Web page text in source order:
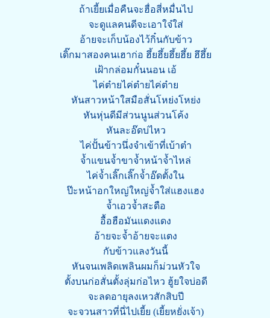
ถ้าเยี้ยเมื่อคืนจะฮื่อสี่หมื่นไป
จะดูแลคนดีจะเอาใจ๋ใส่
อ้ายจะเก็บน้องไว้กิ๋นกับข้าว
เดิ๊กมาสองคนเฮาก่อ ฮึ้ยฮึ้ยฮึ้ยฮึ้ย ฮึฮึ้ย
เฝ้ากล่อมกั๋นนอน เอ้
ไค่ต๋ายไค่ต๋ายไค่ต๋าย
หันสาวหน้าใสมือสั่นโหย่งโหย่ง
หันหุ่นดีมีส่วนนูนส่วนโค้ง
หันละอ๊ดบ่ไหว
ไค่ปั้นข้าวนึ่งจำเข้าที่เบ้าต๋า
จ้ำแขนจ้ำขาจ้ำหน้าจ้ำไหล่
ไค่จ้ำเลิ๊กเลิ๊กจ้ำอ๊ดตั้งใน
ป๊ะหน้าอกใหญ่ใหญ่จ้ำใส่แฮงแฮง
จ้ำเอวจ้ำสะดือ
อื้อฮือมันแดงแดง
อ้ายจะจ้ำอ้ายจะแตง
กับข้าวแลงวันนี้
หันจนเพลิดเพลินผมก็ม่วนหัวใจ
ตั้งบนก่อสั่นตั้งลุ่มก่อไหว ฮู้ยใจบ่อดี
จะลดอายุลงเหวสักสิบปี
จะจวนสาวที่นี่ไปเยี้ย (เยี้ยหยั่งเจ้า)